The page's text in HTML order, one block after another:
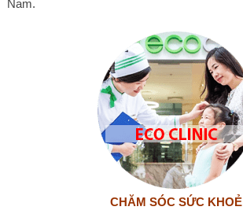
Nam.
CHĂM SÓC SỨC KHOẺ